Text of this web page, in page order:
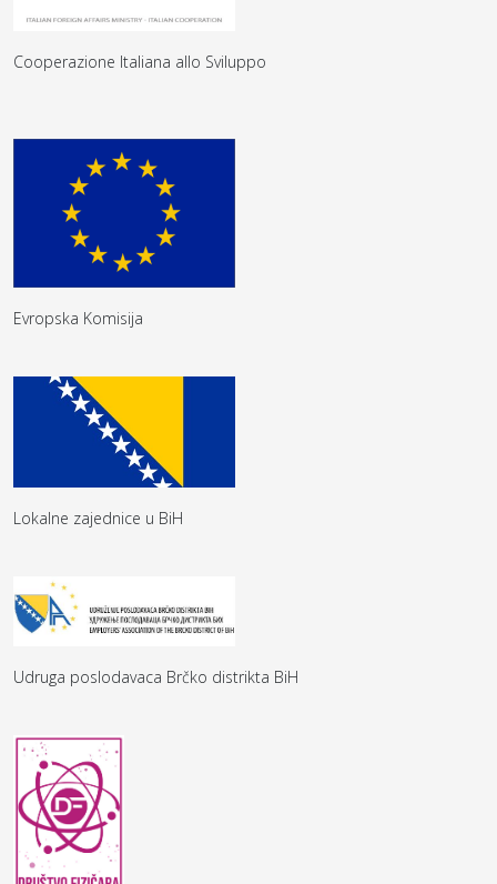
Cooperazione Italiana allo Sviluppo
Evropska Komisija
Lokalne zajednice u BiH
Udruga poslodavaca Brčko distrikta BiH